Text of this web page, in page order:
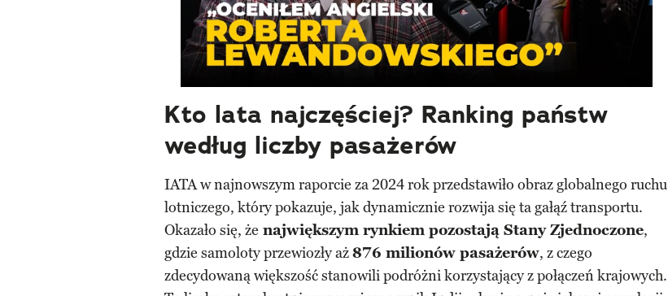
Kto lata najczęściej? Ranking państw
według liczby pasażerów
IATA w najnowszym raporcie za 2024 rok przedstawiło obraz globalnego ruchu
lotniczego, który pokazuje, jak dynamicznie rozwija się ta gałąź transportu.
Okazało się, że największym rynkiem pozostają Stany Zjednoczone,
gdzie samoloty przewiozły aż876 milionów pasażerów, z czego
zdecydowaną większość stanowili podróżni korzystający z połączeń krajowych.